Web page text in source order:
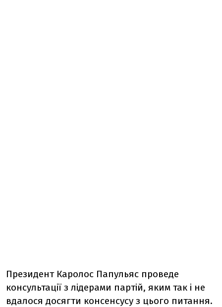
Президент Каролос Папульяс проведе
консультації з лідерами партій, яким так і не
вдалося досягти консенсусу з цього питання.